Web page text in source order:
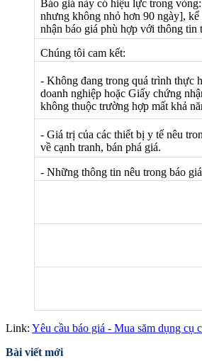
Báo giá này có hiệu lực trong
nhưng không nhỏ hơn 90 ngày],
nhận báo giá phù hợp với thông
Chúng tôi cam kết:
- Không đang trong quá trình thực
doanh nghiệp hoặc Giấy chứng
không thuộc trường hợp mất khả
- Giá trị của các thiết bị y tế nêu
về cạnh tranh, bán phá giá.
- Những thông tin nêu trong báo
Link: Yêu cầu báo giá - Mua săm dụng cụ
Bài viết mới